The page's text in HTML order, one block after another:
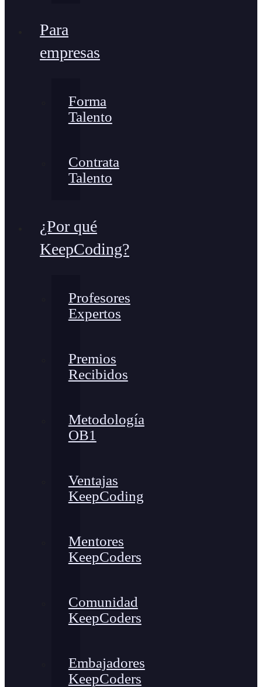
Para
empresas
Forma
Talento
Contrata
Talento
¿Por qué
KeepCoding?
Profesores
Expertos
Premios
Recibidos
Metodología
OB1
Ventajas
KeepCoding
Mentores
KeepCoders
Comunidad
KeepCoders
Embajadores
KeepCoders